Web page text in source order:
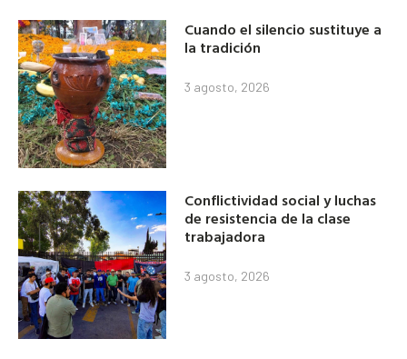
Cuando el silencio sustituye a
la tradición
3 agosto, 2026
Conflictividad social y luchas
de resistencia de la clase
trabajadora
3 agosto, 2026